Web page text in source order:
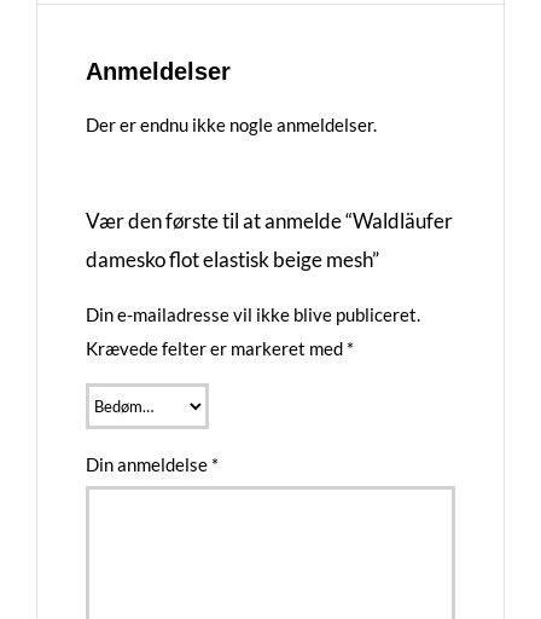
Anmeldelser
Der er endnu ikke nogle anmeldelser.
Vær den første til at anmelde “Waldläufer
damesko flot elastisk beige mesh”
Din e-mailadresse vil ikke blive publiceret.
Krævede felter er markeret med *
Din anmeldelse *